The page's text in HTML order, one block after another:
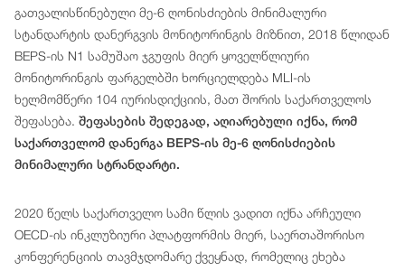
გათვალისწინებული მე-6 ღონისძიების მინიმალური
სტანდარტის დანერგვის მონიტორინგის მიზნით, 2018 წლიდან
BEPS-ის N1 სამუშაო ჯგუფის მიერ ყოველწლიური
მონიტორინგის ფარგელბში ხორციელდება MLI-ის
ხელმომწერი 104 იურისდიქციის, მათ შორის საქართველოს
შეფასება. შეფასების შედეგად, აღიარებული იქნა, რომ
საქართველომ დანერგა BEPS-ის მე-6 ღონისძიების
მინიმალური სტრანდარტი.
2020 წელს საქართველო სამი წლის ვადით იქნა არჩეული
OECD-ის ინკლუზიური პლატფორმის მიერ, საერთაშორისო
კონფერენციის თავმჯდომარე ქვეყნად, რომელიც ეხება